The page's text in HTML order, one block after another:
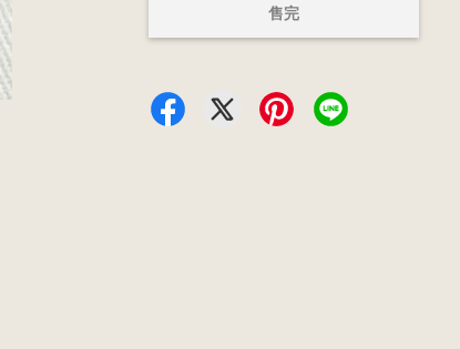
售完